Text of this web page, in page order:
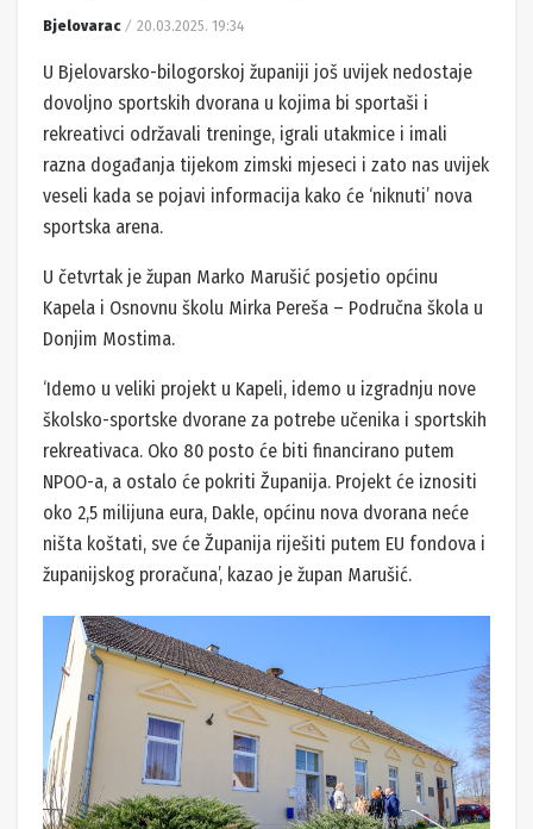
Bjelovarac 20.03.2025. 19:34
U Bjelovarsko-bilogorskoj županiji još uvijek nedostaje
dovoljno sportskih dvorana u kojima bi sportaši i
rekreativci održavali treninge, igrali utakmice i imali
razna događanja tijekom zimski mjeseci i zato nas uvijek
veseli kada se pojavi informacija kako će ‘niknuti’ nova
sportska arena.
U četvrtak je župan Marko Marušić posjetio općinu
Kapela i Osnovnu školu Mirka Pereša – Područna škola u
Donjim Mostima.
‘Idemo u veliki projekt u Kapeli, idemo u izgradnju nove
školsko-sportske dvorane za potrebe učenika i sportskih
rekreativaca. Oko 80 posto će biti financirano putem
NPOO-a, a ostalo će pokriti Županija. Projekt će iznositi
oko 2,5 milijuna eura, Dakle, općinu nova dvorana neće
ništa koštati, sve će Županija riješiti putem EU fondova i
županijskog proračuna’, kazao je župan Marušić.